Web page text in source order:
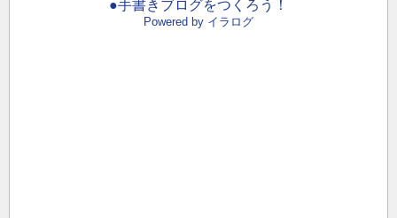
●手書きブログをつくろう！
Powered by イラログ